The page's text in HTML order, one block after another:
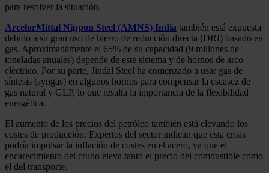
para resolver la situación.
ArcelorMittal Nippon Steel (AMNS) India también está expuesta
debido a su gran uso de hierro de reducción directa (DRI) basado en
gas. Aproximadamente el 65% de su capacidad (9 millones de
toneladas anuales) depende de este sistema y de hornos de arco
eléctrico. Por su parte, Jindal Steel ha comenzado a usar gas de
síntesis (syngas) en algunos hornos para compensar la escasez de
gas natural y GLP, lo que resalta la importancia de la flexibilidad
energética.
El aumento de los precios del petróleo también está elevando los
costes de producción. Expertos del sector indican que esta crisis
podría impulsar la inflación de costes en el acero, ya que el
encarecimiento del crudo eleva tanto el precio del combustible como
el del transporte.